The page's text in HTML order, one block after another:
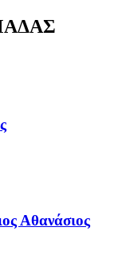
Αθανάσιος